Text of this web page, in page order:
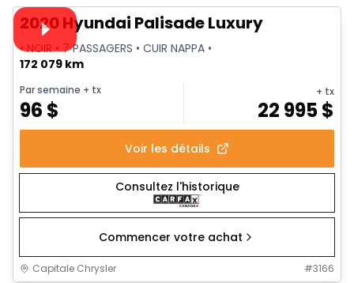
Vidéo disponible
2020 Hyundai Palisade Luxury
• NOIR • 7 PASSAGERS • CUIR NAPPA •
172 079 km
Par semaine + tx
96 $
+ tx
22 995$
Voir les détails
Consultez l'historique
Commencer votre achat
Capitale Chrysler #3166